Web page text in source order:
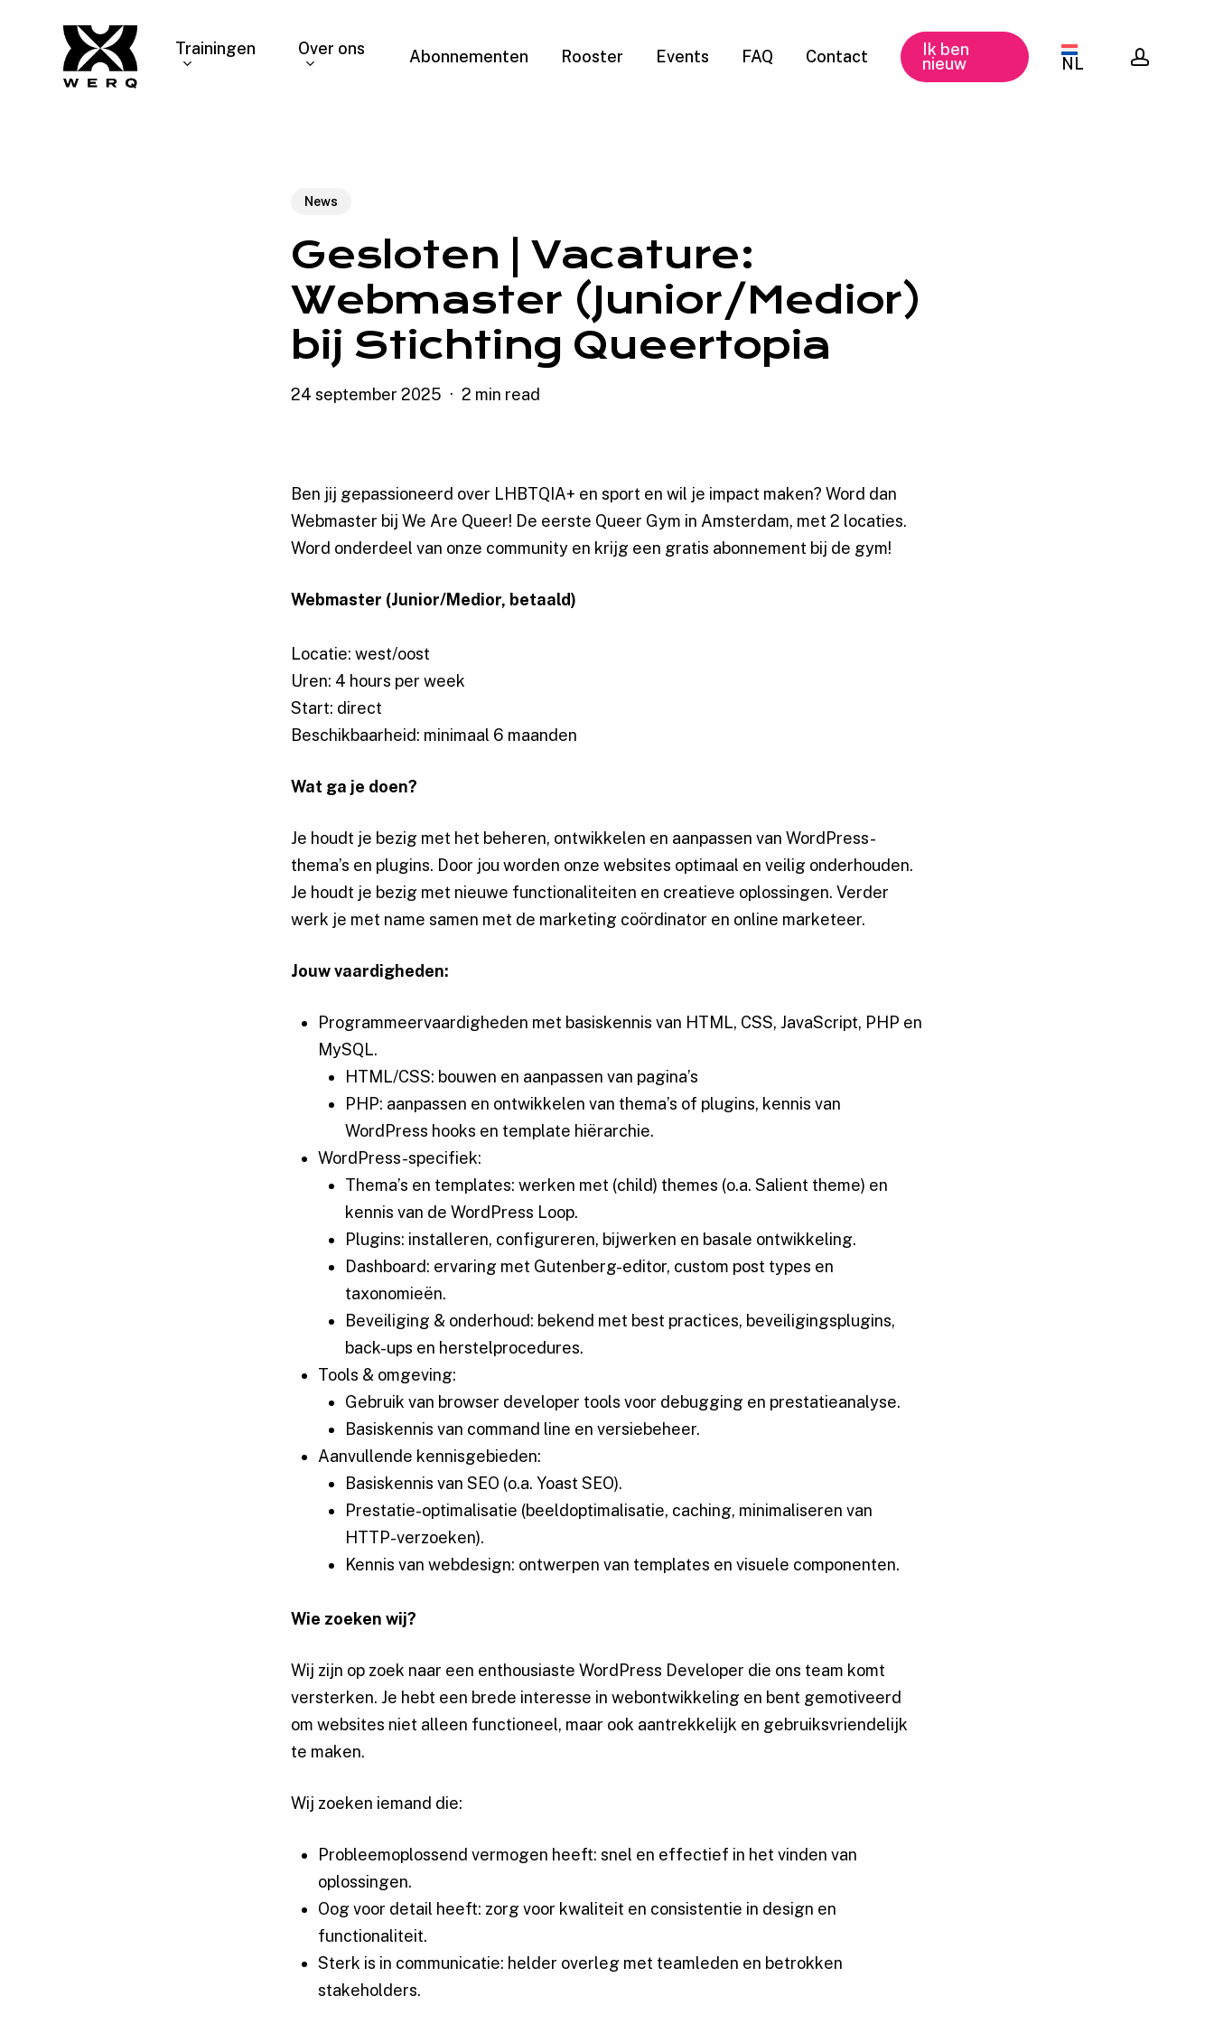
Trainingen Over ons Abonnementen Rooster Events FAQ Contact Ik ben
nieuw NL
News
Gesloten | Vacature:
Webmaster (Junior/Medior)
bij Stichting Queertopia
24 september 2025 2 min read
Ben jij gepassioneerd over LHBTQIA+ en sport en wil je impact maken? Word dan
Webmaster bij We Are Queer! De eerste Queer Gym in Amsterdam, met 2 locaties.
Word onderdeel van onze community en krijg een gratis abonnement bij de gym!
Webmaster (Junior/Medior, betaald)
Locatie: west/oost
Uren: 4 hours per week
Start: direct
Beschikbaarheid: minimaal 6 maanden
Wat ga je doen?
Je houdt je bezig met het beheren, ontwikkelen en aanpassen van WordPress-
thema’s en plugins. Door jou worden onze websites optimaal en veilig onderhouden.
Je houdt je bezig met nieuwe functionaliteiten en creatieve oplossingen. Verder
werk je met name samen met de marketing coördinator en online marketeer.
Jouw vaardigheden:
Programmeervaardigheden met basiskennis van HTML, CSS, JavaScript, PHP en
MySQL.
HTML/CSS: bouwen en aanpassen van pagina’s
PHP: aanpassen en ontwikkelen van thema’s of plugins, kennis van
WordPress hooks en template hiërarchie.
WordPress-specifiek:
Thema’s en templates: werken met (child) themes (o.a. Salient theme) en
kennis van de WordPress Loop.
Plugins: installeren, configureren, bijwerken en basale ontwikkeling.
Dashboard: ervaring met Gutenberg-editor, custom post types en
taxonomieën.
Beveiliging & onderhoud: bekend met best practices, beveiligingsplugins,
back-ups en herstelprocedures.
Tools & omgeving:
Gebruik van browser developer tools voor debugging en prestatieanalyse.
Basiskennis van command line en versiebeheer.
Aanvullende kennisgebieden:
Basiskennis van SEO (o.a. Yoast SEO).
Prestatie-optimalisatie (beeldoptimalisatie, caching, minimaliseren van
HTTP-verzoeken).
Kennis van webdesign: ontwerpen van templates en visuele componenten.
Wie zoeken wij?
Wij zijn op zoek naar een enthousiaste WordPress Developer die ons team komt
versterken. Je hebt een brede interesse in webontwikkeling en bent gemotiveerd
om websites niet alleen functioneel, maar ook aantrekkelijk en gebruiksvriendelijk
te maken.
Wij zoeken iemand die:
Probleemoplossend vermogen heeft: snel en effectief in het vinden van
oplossingen.
Oog voor detail heeft: zorg voor kwaliteit en consistentie in design en
functionaliteit.
Sterk is in communicatie: helder overleg met teamleden en betrokken
stakeholders.